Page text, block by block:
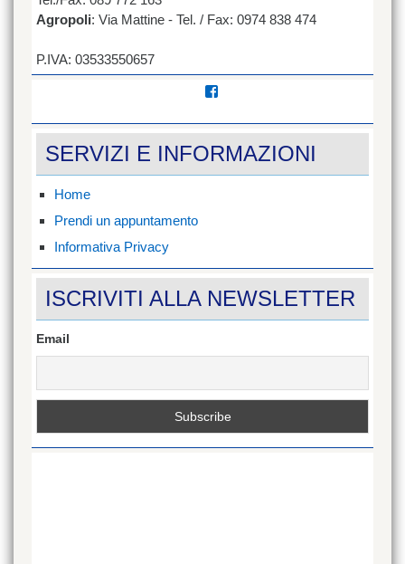
Agropoli: Via Mattine - Tel. / Fax: 0974 838 474
P.IVA: 03533550657
di
mondial.gomma/?
ref=hl
su
SERVIZI E INFORMAZIONI
Home
Prendi un appuntamento
Informativa Privacy
ISCRIVITI ALLA NEWSLETTER
Email